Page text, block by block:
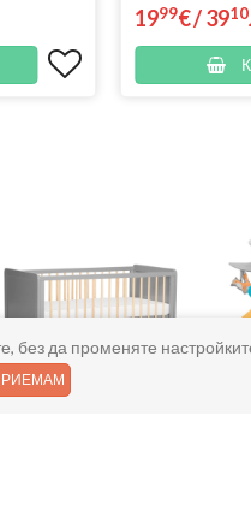
1999€/3910
без да променяте